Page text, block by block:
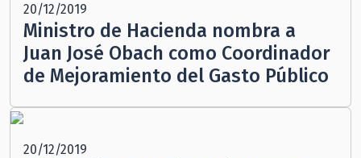
20/12/2019
Ministro de Hacienda nombra a
Juan José Obach como Coordinador
de Mejoramiento del Gasto Público
20/12/2019